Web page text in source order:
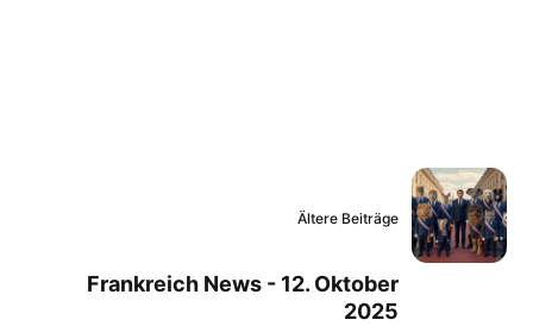
Ältere Beiträge
Frankreich News - 12. Oktober
2025